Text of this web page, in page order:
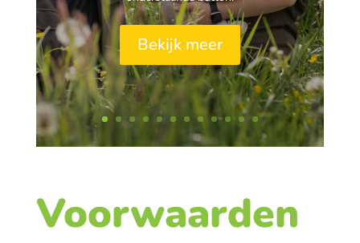
Bekijk meer
Voorwaarden